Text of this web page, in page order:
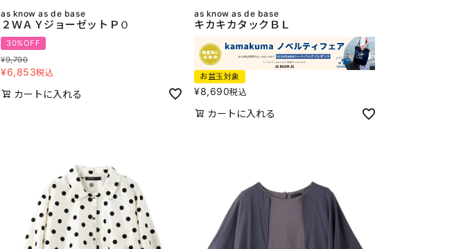
as know as de base
２ＷＡＹジョーゼットＰＯ
30%OFF
¥9,790
¥6,853税込
カートに入れる
as know as de base
キカキカタックＢＬ
お盆玉対象
¥8,690税込
カートに入れる